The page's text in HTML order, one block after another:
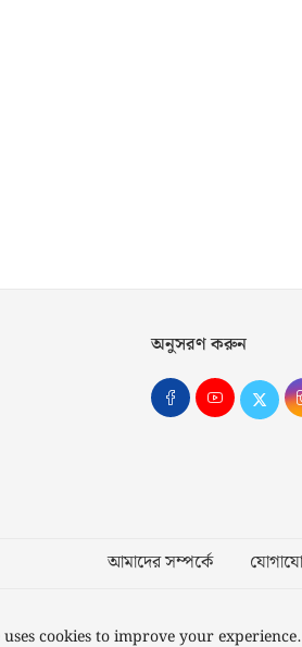
অনুসরণ করুন
আমাদের সম্পর্কে
uses cookies to improve your